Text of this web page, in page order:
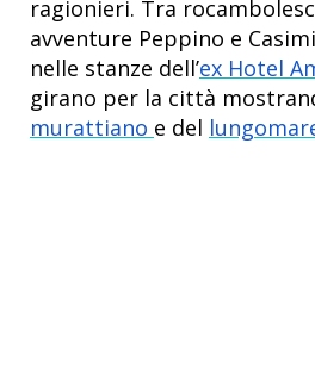
ragionieri. Tra
avventure Peppino e
nelle stanze dell’ex Hotel
girano per la città
murattiano e del